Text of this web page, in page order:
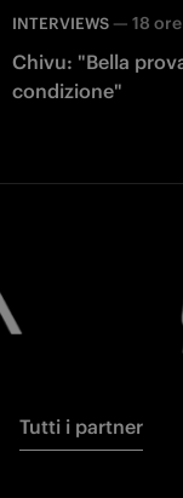
INTERVIEWS — 18
Chivu: "Bella
condizione"
Tutti i partner